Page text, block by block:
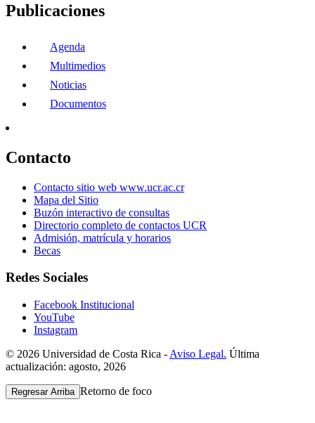
Publicaciones
Agenda
Multimedios
Noticias
Documentos
Contacto
Contacto sitio web www.ucr.ac.cr
Mapa del Sitio
Buzón interactivo de consultas
Directorio completo de contactos UCR
Admisión, matrícula y horarios
Becas
Redes Sociales
Facebook Institucional
YouTube
Instagram
© 2026 Universidad de Costa Rica - Aviso Legal. Última
actualización: agosto, 2026
Regresar Arriba Retorno de foco